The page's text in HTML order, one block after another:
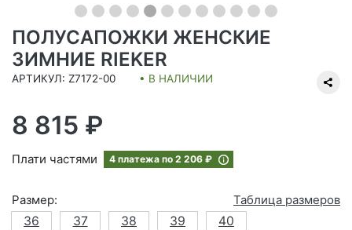
ПОЛУСАПОЖКИ ЖЕНСКИЕ
ЗИМНИЕ RIEKER
АРТИКУЛ: Z7172-00 • В НАЛИЧИИ
8 815 ₽
Плати частями 4 платежа по 2 206 ₽
Размер:
Таблица размеров
36
37 38 39 40